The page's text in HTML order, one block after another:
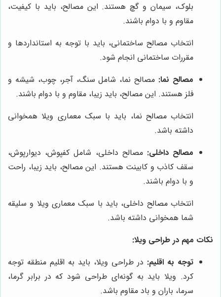
بلوک، سیمان و گچ هستند. این مصالح، باید با کیفیت،
مقاوم و با دوام باشند.
انتخاب مصالح ساختمانی، باید با توجه به استانداردها و
مقررات ساختمانی انجام شود.
مصالح نما: مصالح نما، شامل سنگ، آجر، چوب، شیشه و
فلز هستند. این مصالح، باید زیبا، مقاوم و با دوام باشند.
انتخاب مصالح نما، باید با سبک معماری ویلا همخوانی
داشته باشد.
مصالح داخلی: مصالح داخلی، شامل کفپوش، دیوارپوش،
سقف کاذب و کابینت هستند. این مصالح، باید زیبا، راحت
و با دوام باشند.
انتخاب مصالح داخلی، باید با سبک معماری ویلا و سلیقه
شما همخوانی داشته باشد.
نکات مهم در طراحی ویلا:
توجه به اقلیم: در طراحی ویلا، باید به اقلیم منطقه توجه
کرد. ویلا باید به گونه‌ای طراحی شود که در برابر گرما،
سرما، باران و باد مقاوم باشد.